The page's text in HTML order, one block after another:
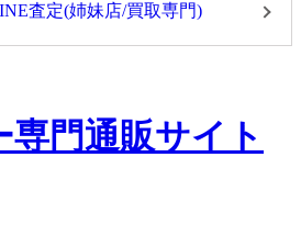
査定(姉妹店/買取専門)